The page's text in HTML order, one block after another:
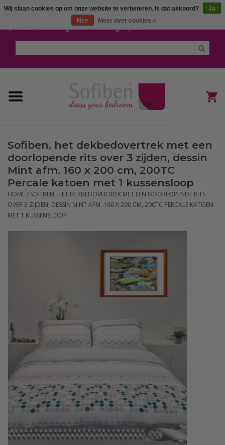
Gratis verzending naar Post.nl afgiftepunt
Mijn account / Registreren
Dekbedovertrekken
(Hoes) Laken en Lakensets
Sofiben Outlet
Sofiben BLOG
Sofiben, het dekbedovertrek met een
doorlopende rits over 3 zijden, dessin
Mint afm. 160 x 200 cm, 200TC
Percale katoen met 1 kussensloop
HOME/ SOFIBEN, HET DEKBEDOVERTREK MET EEN DOORLOPENDE RITS
OVER 3 ZIJDEN, DESSIN MINT AFM. 160 X 200 CM, 200TC PERCALE KATOEN
MET 1 KUSSENSLOOP
Wij slaan cookies op om onze website te verbeteren. Is dat akkoord?
Ja
Nee
Meer over cookies »